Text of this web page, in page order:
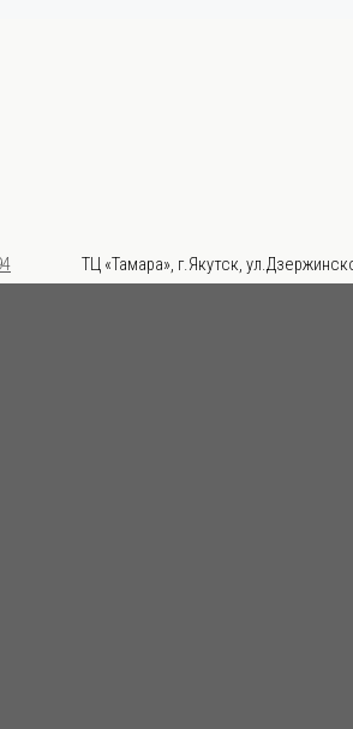
ТЦ «Тамара», г.Якутск,